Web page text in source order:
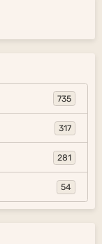
735
317
281
54